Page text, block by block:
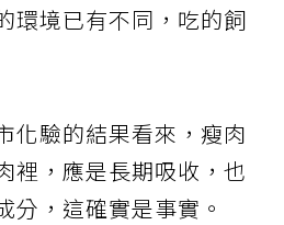
環境已有不同，吃的飼
化驗的結果看來，瘦肉
裡，應是長期吸收，也
分，這確實是事實。